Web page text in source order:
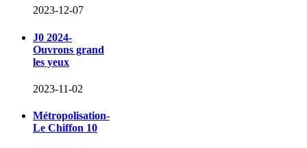
2023-12-07
J0 2024-
Ouvrons grand
les yeux
2023-11-02
Métropolisation-
Le Chiffon 10